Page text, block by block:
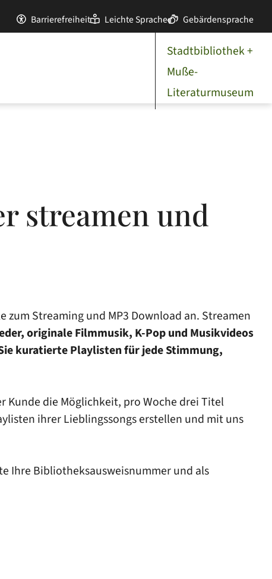
Barrierefreiheit Leichte Sprache Gebärdensprache
Stadtbibliothek +
Muße-
Literaturmuseum
streamen und
Streaming und MP3 Download an. Streamen
originale Filmmusik, K-Pop und Musikvideos
kuratierte Playlisten für jede Stimmung,
Kunde die Möglichkeit, pro Woche drei Titel
ihrer Lieblingssongs erstellen und mit uns
Ihre Bibliotheksausweisnummer und als